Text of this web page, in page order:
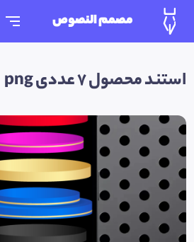
مصمم النصوص
استند محصول 7 عددی png